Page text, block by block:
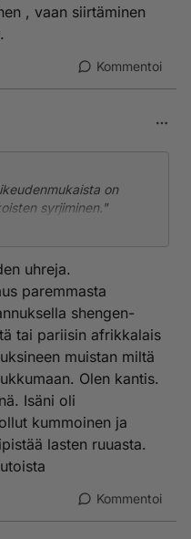
on
syrjiminen.
, vaan siirtäminen
Kommentoi
on
syrjiminen."
fasisteja , niin
, vaan siirtäminen sinne
uhreja.
paremmasta
shengen-
tai pariisin afrikkalais
muistan miltä
Olen kantis.
Isäni oli
kummoinen ja
lasten ruuasta.
Kommentoi